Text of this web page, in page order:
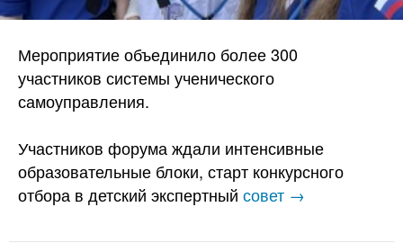
Мероприятие объединило более 300
участников системы ученического
самоуправления.
Участников форума ждали интенсивные
образовательные блоки, старт конкурсного
отбора в детский экспертный совет →